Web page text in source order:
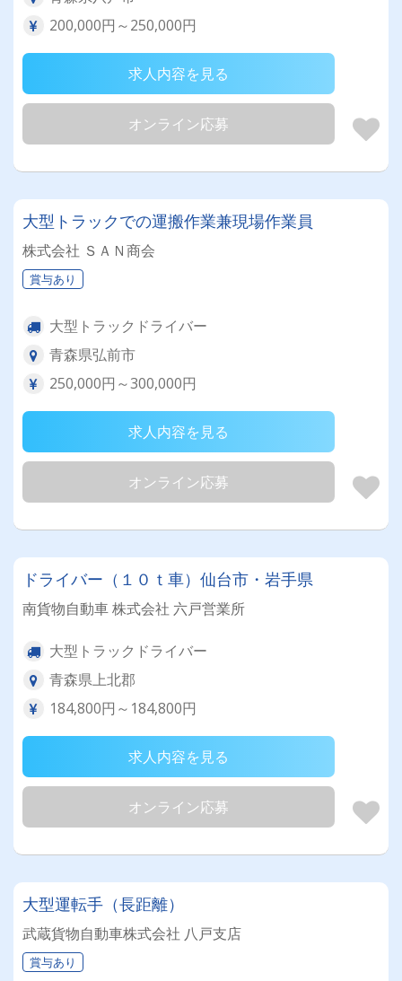
200,000円～250,000円
求人内容を見る
オンライン応募
大型トラックでの運搬作業兼現場作業員
株式会社 ＳＡＮ商会
賞与あり
大型トラックドライバー
青森県弘前市
250,000円～300,000円
求人内容を見る
オンライン応募
ドライバー（１０ｔ車）仙台市・岩手県
南貨物自動車 株式会社 六戸営業所
大型トラックドライバー
青森県上北郡
184,800円～184,800円
求人内容を見る
オンライン応募
大型運転手（長距離）
武蔵貨物自動車株式会社 八戸支店
賞与あり